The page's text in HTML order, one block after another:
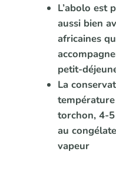
L’abolo est
aussi bien
africaines
petit-
La
torchon, 4-
au
vapeur